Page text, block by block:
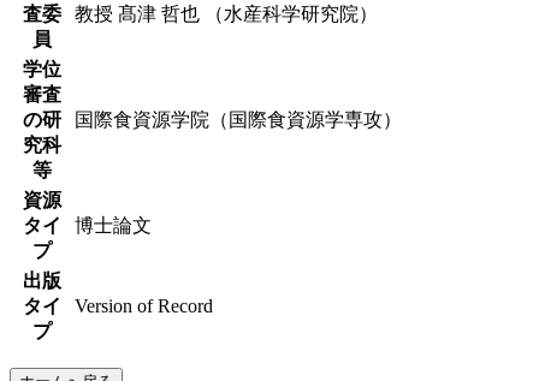
査委
員
教授 髙津 哲也 （水産科学研究院）
学位
審査
の研
究科
等
国際食資源学院（国際食資源学専攻）
資源
タイ
プ
博士論文
出版
タイ
プ
Version of Record